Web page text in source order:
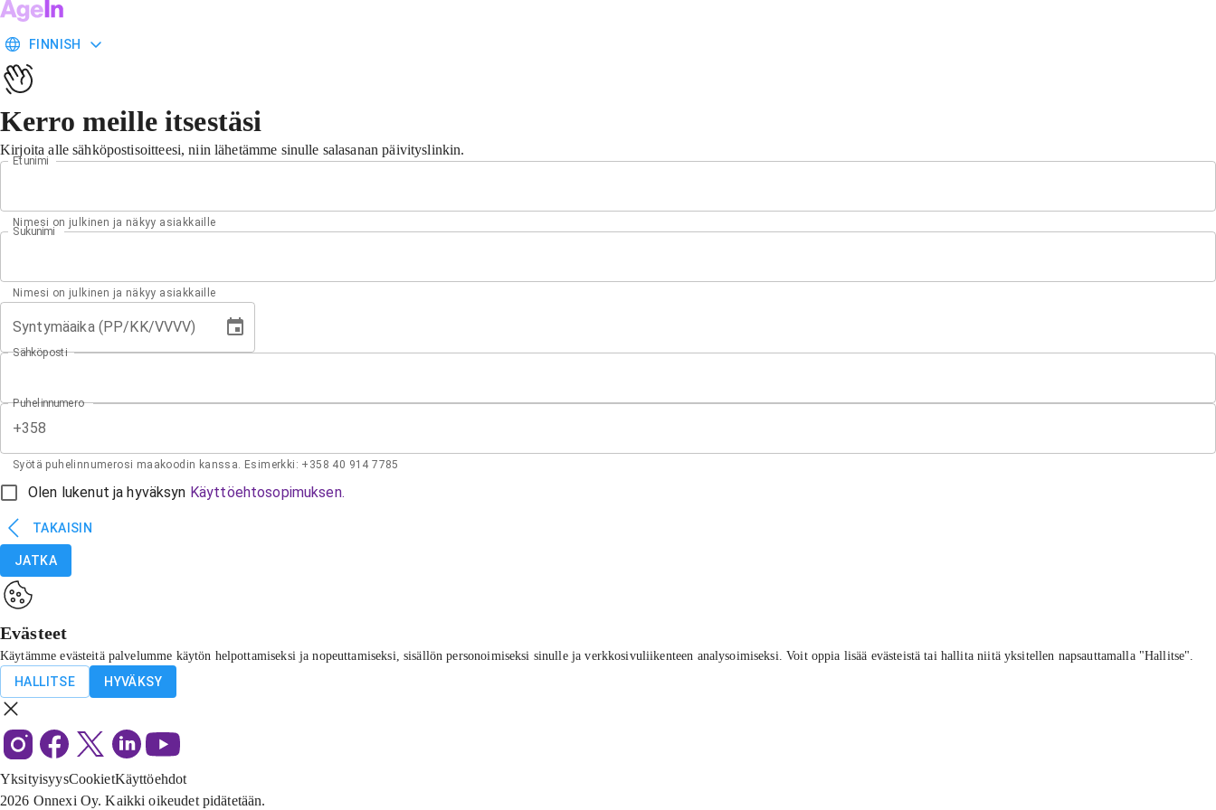
FINNISH
Kerro meille itsestäsi
Kirjoita alle sähköpostisoitteesi, niin lähetämme sinulle salasanan päivityslinkin.
Etunimi
Nimesi on julkinen ja näkyy asiakkaille
Sukunimi
Nimesi on julkinen ja näkyy asiakkaille
Syntymäaika (PP/KK/VVVV)
Sähköposti
Puhelinnumero
+358
Syötä puhelinnumerosi maakoodin kanssa. Esimerkki: +358 40 914 7785
Olen lukenut ja hyväksyn Käyttöehtosopimuksen.
TAKAISIN
JATKA
Evästeet
Käytämme evästeitä palvelumme käytön helpottamiseksi ja nopeuttamiseksi, sisällön personoimiseksi sinulle ja verkkosivuliikenteen analysoimiseksi. Voit oppia lisää evästeistä tai hallita niitä yksitellen napsauttamalla "Hallitse".
HALLITSE HYVÄKSY
YksityisyysCookietKäyttöehdot
2026 Onnexi Oy. Kaikki oikeudet pidätetään.